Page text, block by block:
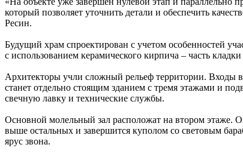
который позволяет уточнить детали и обеспечить
Ресин.
Будущий храм спроектирован с учетом особенностей
с использованием керамического кирпича – часть
Архитекторы учли сложный рельеф территории. Входы
станет отдельно стоящим зданием с тремя этажами и
свечную лавку и технические службы.
Основной молельный зал расположат на втором этаже.
выше остальных и завершится куполом со световым
ярус звона.